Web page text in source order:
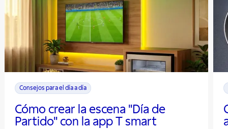
Consejos para el día a día
Cómo crear la escena "Día de
Partido" con la app T smart